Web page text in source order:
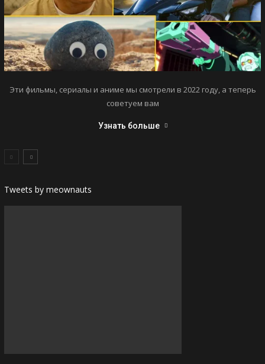
Эти фильмы, сериалы и аниме мы смотрели в 2022 году, а теперь
советуем вам
Узнать больше
Tweets by meownauts